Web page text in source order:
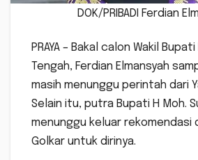
DOK/PRIBADI Ferdian
PRAYA – Bakal calon Wakil
Tengah, Ferdian Elmansyah
masih menunggu perintah dari
Selain itu, putra Bupati H Moh.
menunggu keluar rekomendasi
Golkar untuk dirinya.